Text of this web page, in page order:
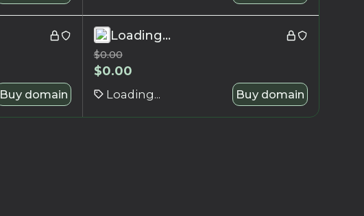
Buy domain
Loading...
$0.00
$0.00
Loading... Buy domain